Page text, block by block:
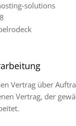
solutions
Vertrag über
Vertrag, der